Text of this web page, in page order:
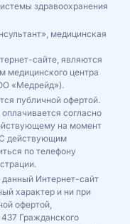
здравоохранения
медицинская
сайте, являются
медицинского центра
«Медрейд»).
публичной офертой.
согласно
на момент
С действующим
по телефону
Интернет-сайт
характер и ни при
офертой,
Гражданского